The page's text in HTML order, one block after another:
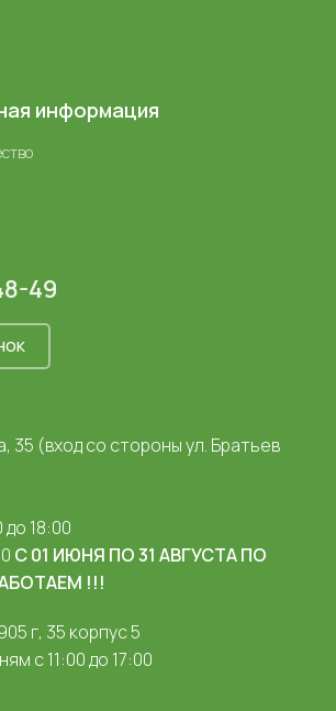
информация
49
35 (вход со стороны ул. Братьев
до 18:00
С 01 ИЮНЯ ПО 31 АВГУСТА ПО
!!!
г, 35 корпус 5
с 11:00 до 17:00